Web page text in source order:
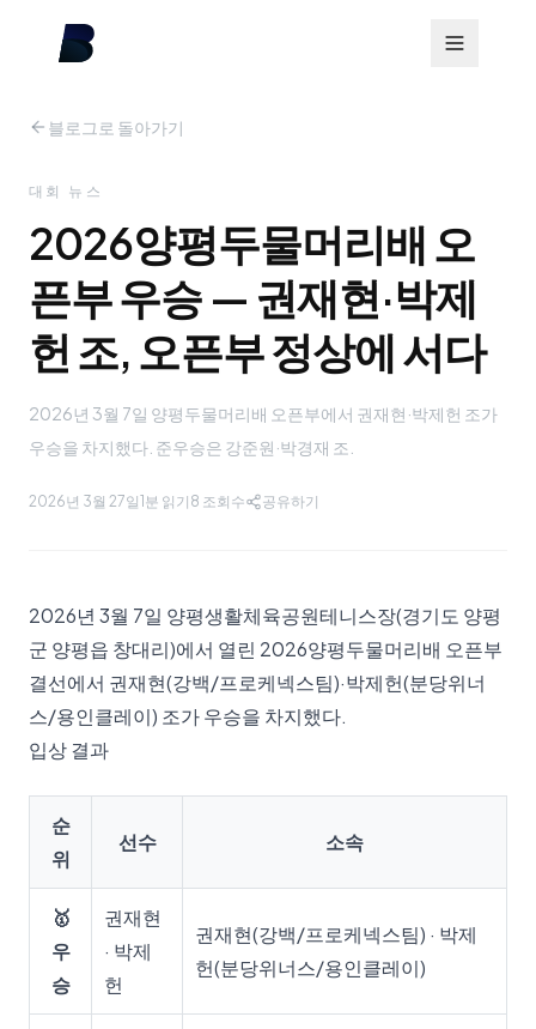
블로그로 돌아가기
대회 뉴스
2026양평두물머리배 오
픈부 우승 — 권재현·박제
헌 조, 오픈부 정상에 서다
2026년 3월 7일 양평두물머리배 오픈부에서 권재현·박제헌 조가
우승을 차지했다. 준우승은 강준원·박경재 조.
2026년 3월 27일1분 읽기 8 조회수 공유하기
2026년 3월 7일 양평생활체육공원테니스장(경기도 양평
군 양평읍 창대리)에서 열린 2026양평두물머리배 오픈부
결선에서 권재현(강백/프로케넥스팀)·박제헌(분당위너
스/용인클레이) 조가 우승을 차지했다.
입상 결과
순
위
선수 소속
🥇
우
승
권재현
· 박제
헌
권재현(강백/프로케넥스팀) · 박제
헌(분당위너스/용인클레이)